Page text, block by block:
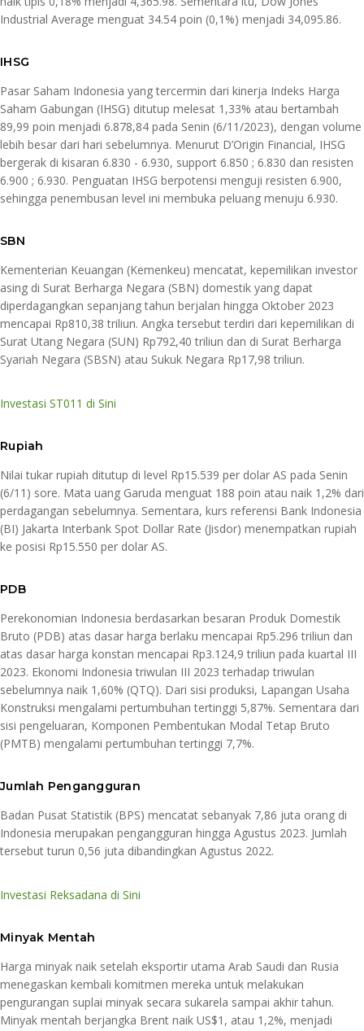
Industrial Average menguat 34.54 poin (0,1%) menjadi 34,095.86.
IHSG
Pasar Saham Indonesia yang tercermin dari kinerja Indeks Harga
Saham Gabungan (IHSG) ditutup melesat 1,33% atau bertambah
89,99 poin menjadi 6.878,84 pada Senin (6/11/2023), dengan volume
lebih besar dari hari sebelumnya. Menurut D’Origin Financial, IHSG
bergerak di kisaran 6.830 - 6.930, support 6.850 ; 6.830 dan resisten
6.900 ; 6.930. Penguatan IHSG berpotensi menguji resisten 6.900,
sehingga penembusan level ini membuka peluang menuju 6.930.
SBN
Kementerian Keuangan (Kemenkeu) mencatat, kepemilikan investor
asing di Surat Berharga Negara (SBN) domestik yang dapat
diperdagangkan sepanjang tahun berjalan hingga Oktober 2023
mencapai Rp810,38 triliun. Angka tersebut terdiri dari kepemilikan di
Surat Utang Negara (SUN) Rp792,40 triliun dan di Surat Berharga
Syariah Negara (SBSN) atau Sukuk Negara Rp17,98 triliun.
Investasi ST011 di Sini
Rupiah
Nilai tukar rupiah ditutup di level Rp15.539 per dolar AS pada Senin
(6/11) sore. Mata uang Garuda menguat 188 poin atau naik 1,2% dari
perdagangan sebelumnya. Sementara, kurs referensi Bank Indonesia
(BI) Jakarta Interbank Spot Dollar Rate (Jisdor) menempatkan rupiah
ke posisi Rp15.550 per dolar AS.
PDB
Perekonomian Indonesia berdasarkan besaran Produk Domestik
Bruto (PDB) atas dasar harga berlaku mencapai Rp5.296 triliun dan
atas dasar harga konstan mencapai Rp3.124,9 triliun pada kuartal III
2023. Ekonomi Indonesia triwulan III 2023 terhadap triwulan
sebelumnya naik 1,60% (QTQ). Dari sisi produksi, Lapangan Usaha
Konstruksi mengalami pertumbuhan tertinggi 5,87%. Sementara dari
sisi pengeluaran, Komponen Pembentukan Modal Tetap Bruto
(PMTB) mengalami pertumbuhan tertinggi 7,7%.
Jumlah Pengangguran
Badan Pusat Statistik (BPS) mencatat sebanyak 7,86 juta orang di
Indonesia merupakan pengangguran hingga Agustus 2023. Jumlah
tersebut turun 0,56 juta dibandingkan Agustus 2022.
Investasi Reksadana di Sini
Minyak Mentah
Harga minyak naik setelah eksportir utama Arab Saudi dan Rusia
menegaskan kembali komitmen mereka untuk melakukan
pengurangan suplai minyak secara sukarela sampai akhir tahun.
Minyak mentah berjangka Brent naik US$1, atau 1,2%, menjadi